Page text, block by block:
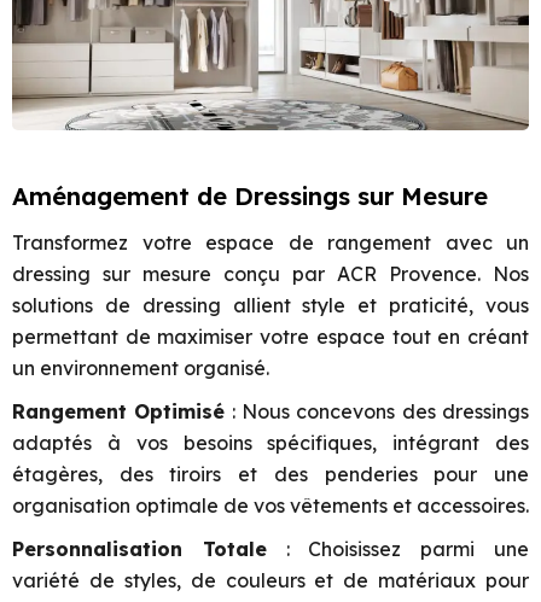
Aménagement de Dressings sur Mesure
Transformez votre espace de rangement avec un
dressing sur mesure conçu par ACR Provence. Nos
solutions de dressing allient style et praticité, vous
permettant de maximiser votre espace tout en créant
un environnement organisé.
Rangement Optimisé : Nous concevons des dressings
adaptés à vos besoins spécifiques, intégrant des
étagères, des tiroirs et des penderies pour une
organisation optimale de vos vêtements et accessoires.
Personnalisation Totale: Choisissez parmi une
variété de styles, de couleurs et de matériaux pour